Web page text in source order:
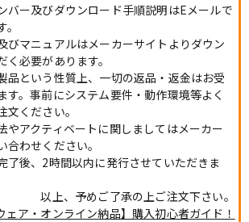
バー及びダウンロード手順説明はEメールで
びマニュアルはメーカーサイトよりダウン
必要があります。
品という性質上、一切の返品・返金はお受
す。事前にシステム要件・動作環境等よく
文ください。
やアクティベートに関しましてはメーカー
わせください。
了後、2時間以内に発行させていただきま
以上、予めご了承の上ご注文下さい。
ェア・オンライン納品】購入初心者ガイド！